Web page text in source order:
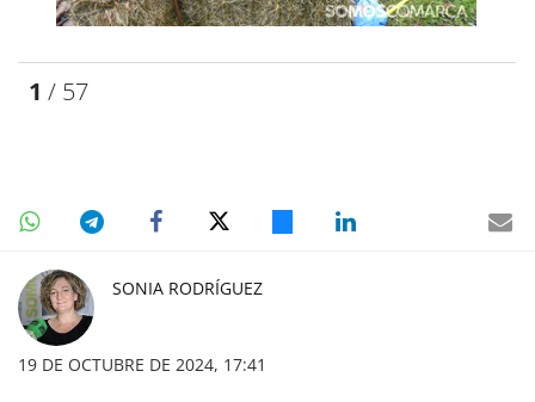
1 / 57
SONIA RODRÍGUEZ
19 DE OCTUBRE DE 2024, 17:41